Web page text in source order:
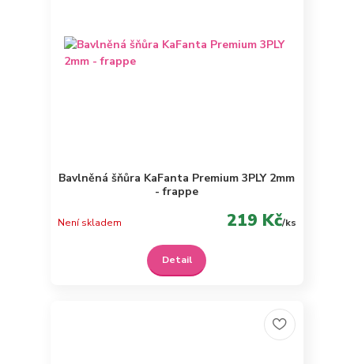
Bavlněná šňůra KaFanta Premium 3PLY 2mm
- frappe
219 Kč/ks
Není skladem
Detail